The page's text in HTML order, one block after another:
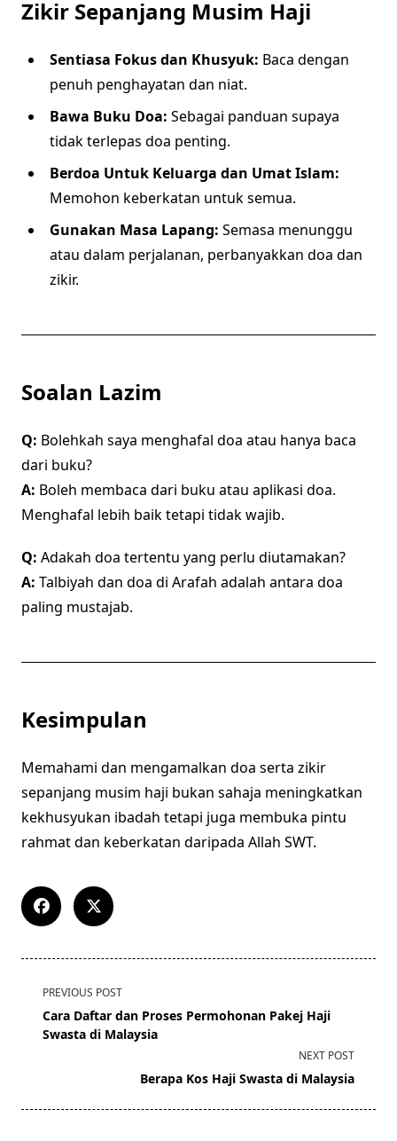
Zikir Sepanjang Musim Haji
Sentiasa Fokus dan Khusyuk: Baca dengan
penuh penghayatan dan niat.
Bawa Buku Doa: Sebagai panduan supaya
tidak terlepas doa penting.
Berdoa Untuk Keluarga dan Umat Islam:
Memohon keberkatan untuk semua.
Gunakan Masa Lapang: Semasa menunggu
atau dalam perjalanan, perbanyakkan doa dan
zikir.
Soalan Lazim
Q: Bolehkah saya menghafal doa atau hanya baca
dari buku?
A: Boleh membaca dari buku atau aplikasi doa.
Menghafal lebih baik tetapi tidak wajib.
Q: Adakah doa tertentu yang perlu diutamakan?
A: Talbiyah dan doa di Arafah adalah antara doa
paling mustajab.
Kesimpulan
Memahami dan mengamalkan doa serta zikir
sepanjang musim haji bukan sahaja meningkatkan
kekhusyukan ibadah tetapi juga membuka pintu
rahmat dan keberkatan daripada Allah SWT.
<span
class="nav-
subtitle
PREVIOUS POST
Cara Daftar dan Proses Permohonan Pakej Haji
Swasta di Malaysia
NEXT POST
Berapa Kos Haji Swasta di Malaysia